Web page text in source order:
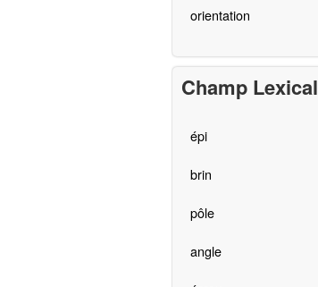
orientation
Champ Lexical
épi
brin
pôle
angle